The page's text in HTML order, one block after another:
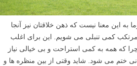
به این معنا نیست که ذهن خلاقتان نیز آنجا
مرتکب کمی تنبلی می شویم. این برای اغلب
که همه به کمی استراحت و بی خیالی نیاز
ختم می شود. شاید وقتی از بین منظره ها و